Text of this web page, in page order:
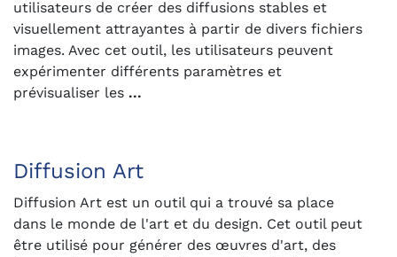
utilisateurs de créer des diffusions stables et
visuellement attrayantes à partir de divers fichiers
images. Avec cet outil, les utilisateurs peuvent
expérimenter différents paramètres et
prévisualiser les ...
Diffusion Art
Diffusion Art est un outil qui a trouvé sa place
dans le monde de l'art et du design. Cet outil peut
être utilisé pour générer des œuvres d'art, des